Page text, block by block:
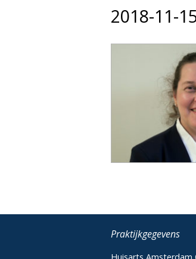
2018-11-
Praktijkgegevens